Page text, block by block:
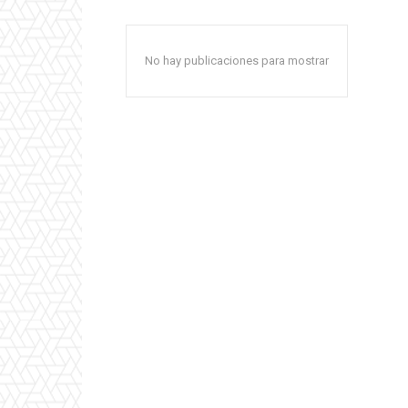
No hay publicaciones para mostrar